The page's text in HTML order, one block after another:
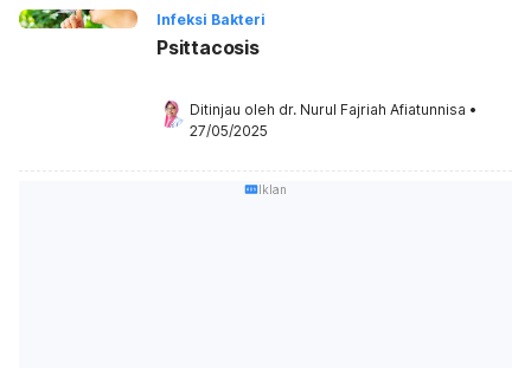
Infeksi Bakteri
Psittacosis
Ditinjau oleh dr. Nurul Fajriah Afiatunnisa •
27/05/2025
Iklan